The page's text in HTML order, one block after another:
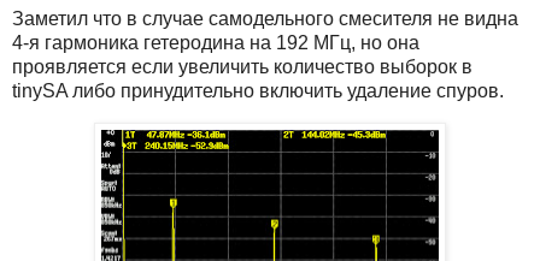
Заметил что в случае самодельного смесителя не видна
4-я гармоника гетеродина на 192 МГц, но она
проявляется если увеличить количество выборок в
tinySA либо принудительно включить удаление спуров.